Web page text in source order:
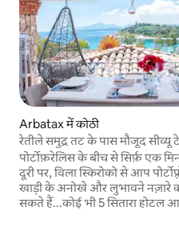
Arbatax में कोठी
रेतीले समुद्र तट के पास मौजूद सीव्यू
पोर्टोफ़रेलिस के बीच से सिर्फ़ एक
दूरी पर, विला स्किरोको से आप
खाड़ी के अनोखे और लुभावने नज़ारे
सकते हैं...कोई भी 5 सितारा होटल